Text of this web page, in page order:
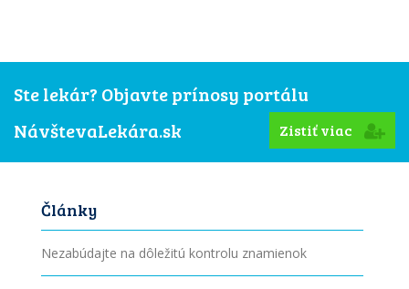
Ste lekár? Objavte prínosy portálu
NávštevaLekára.sk
Zistiť viac
Články
Nezabúdajte na dôležitú kontrolu znamienok